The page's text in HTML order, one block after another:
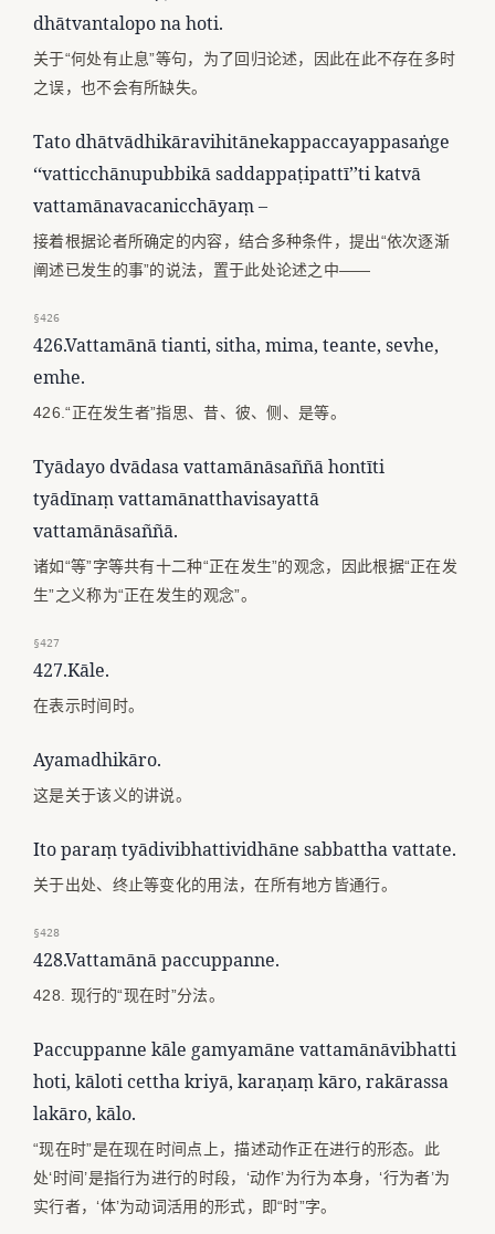
dhātvantalopo na hoti.
关于“何处有止息”等句，为了回归论述，因此在此不存在多时
之误，也不会有所缺失。
Tato dhātvādhikāravihitānekappaccayappasaṅge
‘‘vatticchānupubbikā saddappaṭipattī’’ti katvā
vattamānavacanicchāyaṃ –
接着根据论者所确定的内容，结合多种条件，提出“依次逐渐
阐述已发生的事”的说法，置于此处论述之中——
§426
426.Vattamānā tianti, sitha, mima, teante, sevhe,
emhe.
426.“正在发生者”指思、昔、彼、侧、是等。
Tyādayo dvādasa vattamānāsaññā hontīti
tyādīnaṃ vattamānatthavisayattā
vattamānāsaññā.
诸如“等”字等共有十二种“正在发生”的观念，因此根据“正在发
生”之义称为“正在发生的观念”。
§427
427.Kāle.
在表示时间时。
Ayamadhikāro.
这是关于该义的讲说。
Ito paraṃ tyādivibhattividhāne sabbattha vattate.
关于出处、终止等变化的用法，在所有地方皆通行。
§428
428.Vattamānā paccuppanne.
428. 现行的“现在时”分法。
Paccuppanne kāle gamyamāne vattamānāvibhatti
hoti, kāloti cettha kriyā, karaṇaṃ kāro, rakārassa
lakāro, kālo.
“现在时”是在现在时间点上，描述动作正在进行的形态。此
处‘时间’是指行为进行的时段，‘动作’为行为本身，‘行为者’为
实行者，‘体’为动词活用的形式，即“时”字。